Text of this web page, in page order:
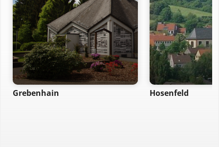
Grebenhain Hosenfeld